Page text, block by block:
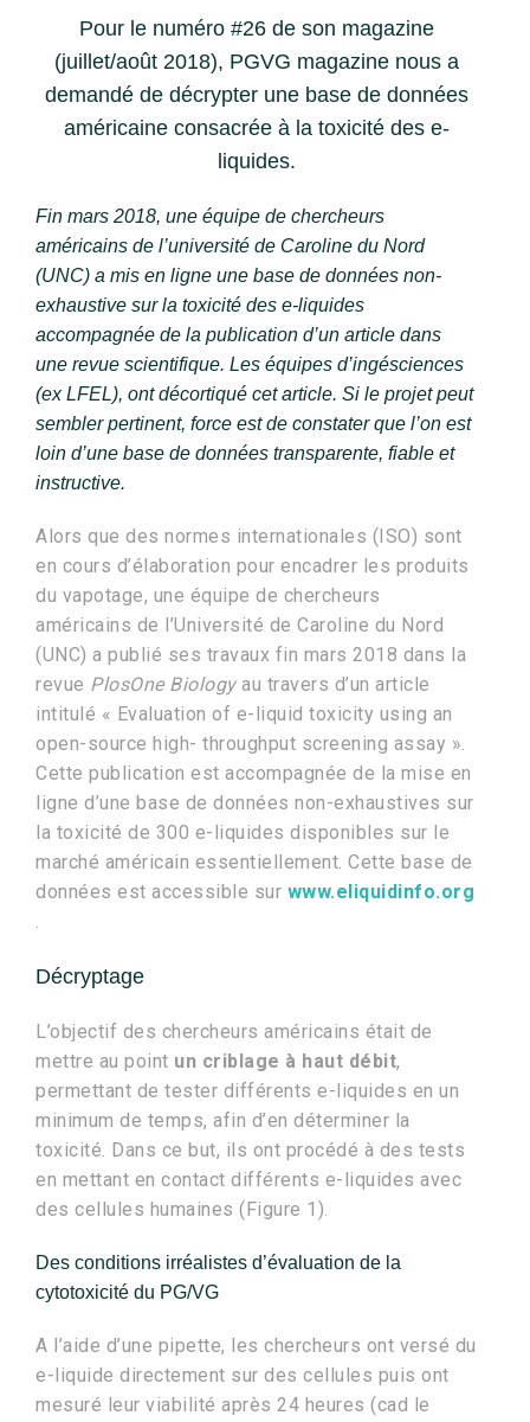
Pour le numéro #26 de son magazine
(juillet/août 2018), PGVG magazine nous a
demandé de décrypter une base de données
américaine consacrée à la toxicité des e-
liquides.
Fin mars 2018, une équipe de chercheurs
américains de l’université de Caroline du Nord
(UNC) a mis en ligne une base de données non-
exhaustive sur la toxicité des e-liquides
accompagnée de la publication d’un article dans
une revue scientifique. Les équipes d’ingésciences
(ex LFEL), ont décortiqué cet article. Si le projet peut
sembler pertinent, force est de constater que l’on est
loin d’une base de données transparente, fiable et
instructive.
Alors que des normes internationales (ISO) sont
en cours d’élaboration pour encadrer les produits
du vapotage, une équipe de chercheurs
américains de l’Université de Caroline du Nord
(UNC) a publié ses travaux fin mars 2018 dans la
revue PlosOne Biologyau travers d’un article
intitulé « Evaluation of e-liquid toxicity using an
open-source high- throughput screening assay ».
Cette publication est accompagnée de la mise en
ligne d’une base de données non-exhaustives sur
la toxicité de 300 e-liquides disponibles sur le
marché américain essentiellement. Cette base de
données est accessible sur www.eliquidinfo.org
.
Décryptage
L’objectif des chercheurs américains était de
mettre au point un criblage à haut débit,
permettant de tester différents e-liquides en un
minimum de temps, afin d’en déterminer la
toxicité. Dans ce but, ils ont procédé à des tests
en mettant en contact différents e-liquides avec
des cellules humaines (Figure 1).
Des conditions irréalistes d’évaluation de la
cytotoxicité du PG/VG
A l’aide d’une pipette, les chercheurs ont versé du
e-liquide directement sur des cellules puis ont
mesuré leur viabilité après 24 heures (cad le